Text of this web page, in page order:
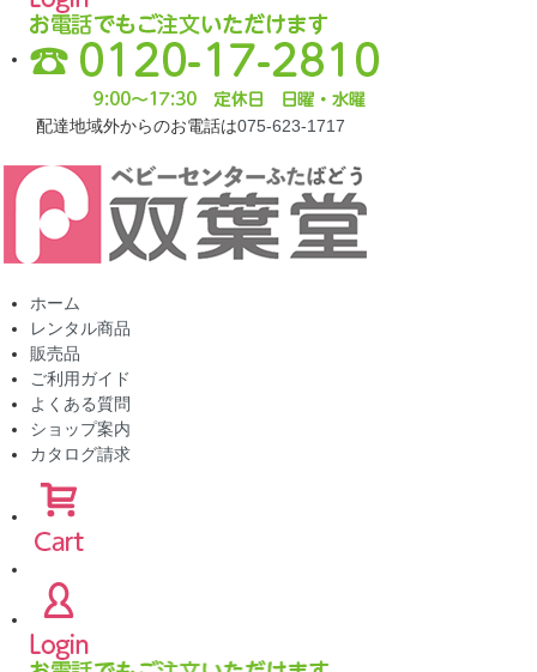
配達地域外からのお電話は075-623-1717
ホーム
レンタル商品
販売品
ご利用ガイド
よくある質問
ショップ案内
カタログ請求